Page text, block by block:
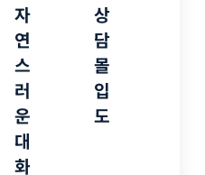
자
연
스
러
운
대
화
상
담
몰
입
도